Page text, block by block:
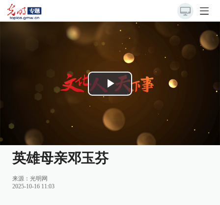
Play
Video
英雄母亲邓玉芬
来源： 光明网
2025-10-16 11:03